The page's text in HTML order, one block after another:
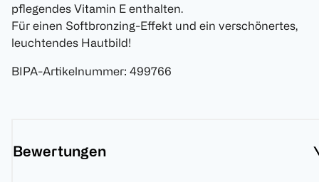
pflegendes Vitamin E enthalten.
Für einen Softbronzing-Effekt und ein verschönertes,
leuchtendes Hautbild!
BIPA-Artikelnummer: 499766
Bewertungen